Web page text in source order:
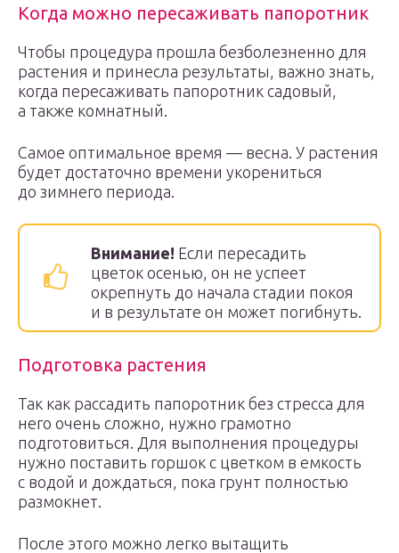
Когда можно пересаживать папоротник
Чтобы процедура прошла безболезненно для
растения и принесла результаты, важно знать,
когда пересаживать папоротник садовый,
а также комнатный.
Самое оптимальное время — весна. У растения
будет достаточно времени укорениться
до зимнего периода.
Внимание! Если пересадить
цветок осенью, он не успеет
окрепнуть до начала стадии покоя
и в результате он может погибнуть.
Подготовка растения
Так как рассадить папоротник без стресса для
него очень сложно, нужно грамотно
подготовиться. Для выполнения процедуры
нужно поставить горшок с цветком в емкость
с водой и дождаться, пока грунт полностью
размокнет.
После этого можно легко вытащить